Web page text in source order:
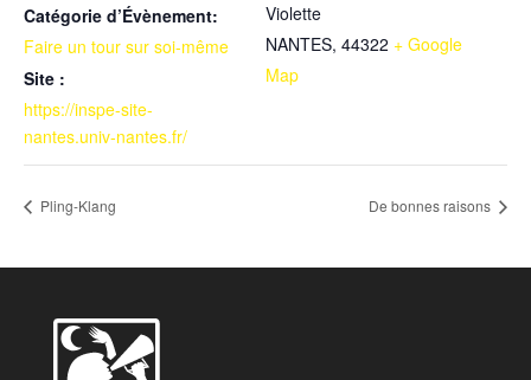
Catégorie d’Évènement:
Faire un tour sur soi-même
Site :
https://inspe-site-
nantes.univ-nantes.fr/
Violette
NANTES, 44322 + Google
Map
Pling-Klang De bonnes raisons